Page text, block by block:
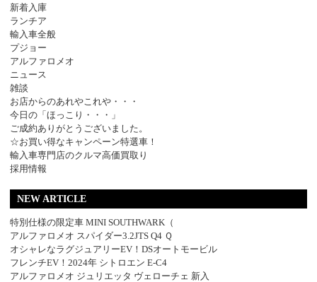
新着入庫
ランチア
輸入車全般
プジョー
アルファロメオ
ニュース
雑談
お店からのあれやこれや・・・
今日の「ほっこり・・・」
ご成約ありがとうございました。
☆お買い得なキャンペーン特選車！
輸入車専門店のクルマ高価買取り
採用情報
NEW ARTICLE
特別仕様の限定車 MINI SOUTHWARK（
アルファロメオ スパイダー3.2JTS Q4 Ｑ
オシャレなラグジュアリーEV！DSオートモービル
フレンチEV！2024年 シトロエン E-C4
アルファロメオ ジュリエッタ ヴェローチェ 新入